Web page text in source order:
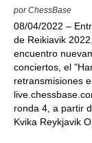
por ChessBase
08/04/2022 –
de Reikiavik
encuentro
conciertos, el
retransmisiones
ronda 4, a partir
Kvika Reykjavik